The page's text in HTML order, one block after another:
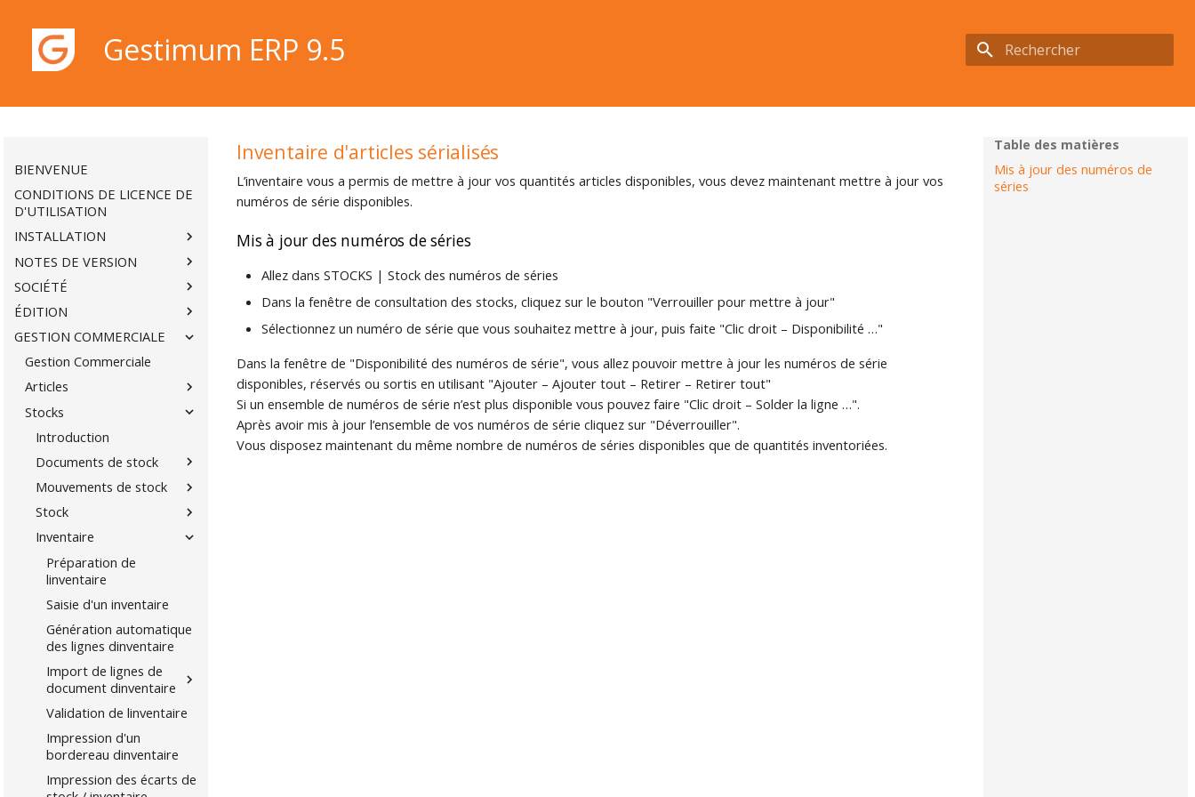
Gestimum ERP 9.5
BIENVENUE
CONDITIONS DE LICENCE DE
D'UTILISATION
INSTALLATION
NOTES DE VERSION
SOCIÉTÉ
ÉDITION
GESTION COMMERCIALE
Gestion Commerciale
Articles
Stocks
Introduction
Documents de stock
Mouvements de stock
Stock
Inventaire
Préparation de
linventaire
Saisie d'un inventaire
Génération automatique
des lignes dinventaire
Import de lignes de
document dinventaire
Validation de linventaire
Impression d'un
bordereau dinventaire
Impression des écarts de
Table des matières
Mis à jour des numéros de
séries
Inventaire d'articles sérialisés
L’inventaire vous a permis de mettre à jour vos quantités articles disponibles, vous devez maintenant mettre à jour vos
numéros de série disponibles.
Mis à jour des numéros de séries
Allez dans STOCKS | Stock des numéros de séries
Dans la fenêtre de consultation des stocks, cliquez sur le bouton "Verrouiller pour mettre à jour"
Sélectionnez un numéro de série que vous souhaitez mettre à jour, puis faite "Clic droit – Disponibilité …"
Dans la fenêtre de "Disponibilité des numéros de série", vous allez pouvoir mettre à jour les numéros de série
disponibles, réservés ou sortis en utilisant "Ajouter – Ajouter tout – Retirer – Retirer tout"
Si un ensemble de numéros de série n’est plus disponible vous pouvez faire "Clic droit – Solder la ligne …".
Après avoir mis à jour l’ensemble de vos numéros de série cliquez sur "Déverrouiller".
Vous disposez maintenant du même nombre de numéros de séries disponibles que de quantités inventoriées.